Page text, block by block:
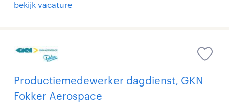
bekijk vacature
Productiemedewerker dagdienst, GKN
Fokker Aerospace